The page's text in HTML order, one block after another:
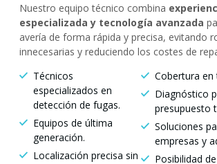
Nuestro equipo técnico combina
especializada y tecnología avanzada
avería de forma rápida y precisa, evitando
innecesarias y reduciendo los costes de
Técnicos
especializados en
detección de fugas.
Equipos de última
generación.
Localización precisa sin
Cobertura en
Diagnóstico
presupuesto
Soluciones
empresas y
Posibilidad